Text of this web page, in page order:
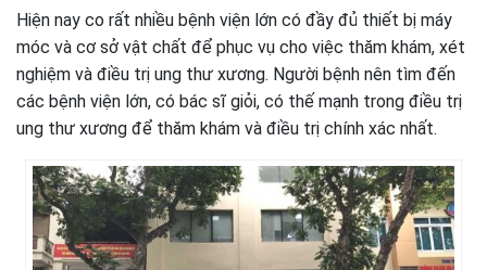
Hiện nay co rất nhiều bệnh viện lớn có đầy đủ thiết bị máy
móc và cơ sở vật chất để phục vụ cho việc thăm khám, xét
nghiệm và điều trị ung thư xương. Người bệnh nên tìm đến
các bệnh viện lớn, có bác sĩ giỏi, có thế mạnh trong điều trị
ung thư xương để thăm khám và điều trị chính xác nhất.